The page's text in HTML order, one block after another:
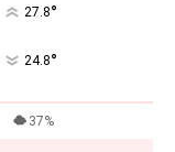
27.8°
24.8°
37%